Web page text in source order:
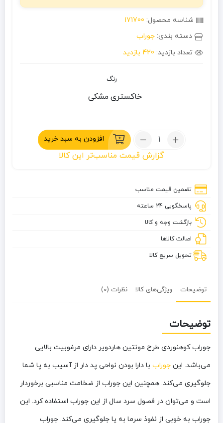
شناسه محصول: 171700
دسته بندی: جوراب
تعداد بازدید: 420 بازدید
رنگ
خاکستری مشکی
تعداد:
کوهنوردی
هاردویر
افزودن به سبد خرید
گزارش قیمت مناسب‌تر این کالا
تضمین قیمت مناسب
پاسخگویی 24 ساعته
بازگشت وجه و کالا
اصالت کالاها
تحویل سریع کالا
توضیحات ویژگی‌های کالا نظرات (0)
توضیحات
جوراب کوهنوردی طرح مونتین هاردویر دارای مرغوبیت بالایی
می‌باشد. این جوراب با دارا بودن نواحی پد دار از آسیب به پا شما
جلوگیری می‌کند. همچنین این جوراب از ضخامت مناسبی برخوردار
است و می‌توان در فصول سرد سال از این جوراب استفاده کرد. این
جوراب به خوبی از نفوذ سرما به پا جلوگیری می‌کند. جوراب